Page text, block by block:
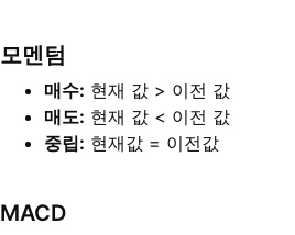
모멘텀
매수: 현재 값 > 이전 값
매도: 현재 값 < 이전 값
중립: 현재값 = 이전값
MACD